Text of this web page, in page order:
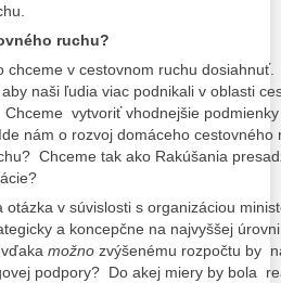
ruchu?
chceme v cestovnom ruchu
naši ľudia viac podnikali v oblasti
vytvoriť vhodnejšie
nám o rozvoj domáceho cestovného
Chceme tak ako Rakúšania
v súvislosti s organizáciou
a koncepčne na najvyššej
možno zvýšenému rozpočtu by
podpory? Do akej miery by bola